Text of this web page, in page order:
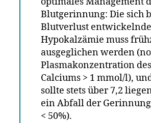
Blutgerinnung: Die sich
Blutverlust entwickelnde
Hypokalzämie muss
ausgeglichen werden
Plasmakonzentration
Calciums > 1 mmol/l),
sollte stets über 7,2
ein Abfall der
< 50%).